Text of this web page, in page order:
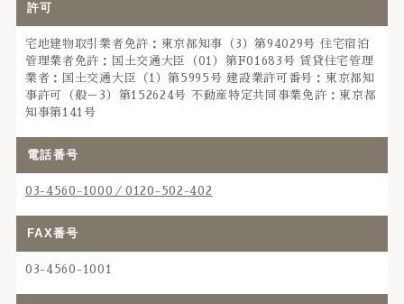
許可
宅地建物取引業者免許：東京都知事（3）第94029号 住宅宿泊
管理業者免許：国土交通大臣（01）第F01683号 賃貸住宅管理
業者：国土交通大臣（1）第5995号 建設業許可番号：東京都知
事許可（般－3）第152624号 不動産特定共同事業免許：東京都
知事第141号
電話番号
03-4560-1000／0120-502-402
FAX番号
03-4560-1001